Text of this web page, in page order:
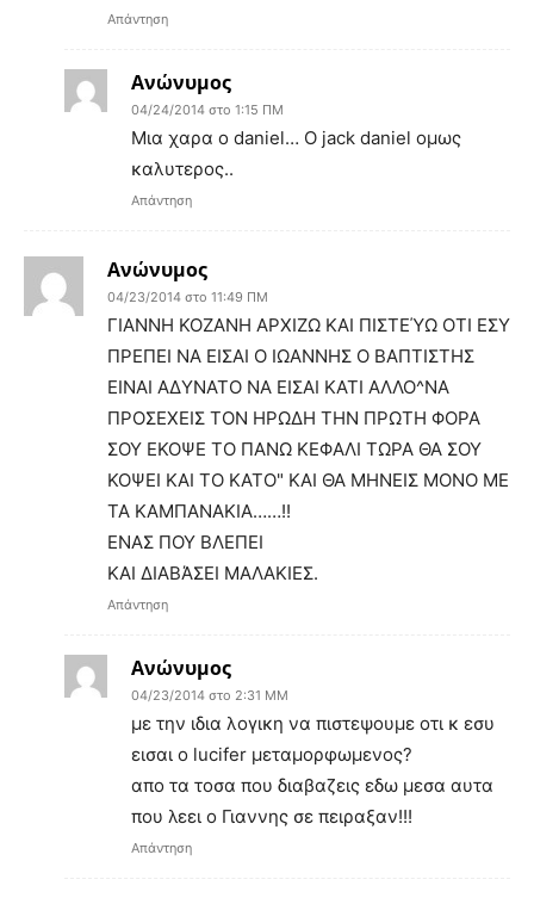
Απάντηση
Ανώνυμος
04/24/2014 στο 1:15 ΠΜ
Μια χαρα ο daniel… Ο jack daniel ομως
καλυτερος..
Απάντηση
Ανώνυμος
04/23/2014 στο 11:49 ΠΜ
ΓΙΑΝΝΗ ΚΟΖΑΝΗ ΑΡΧΙΖΩ ΚΑΙ ΠΙΣΤΕΎΩ ΟΤΙ ΕΣΥ
ΠΡΕΠΕΙ ΝΑ ΕΙΣΑΙ Ο ΙΩΑΝΝΗΣ Ο ΒΑΠΤΙΣΤΗΣ
ΕΙΝΑΙ ΑΔΥΝΑΤΟ ΝΑ ΕΙΣΑΙ ΚΑΤΙ ΑΛΛΟ^ΝΑ
ΠΡΟΣΕΧΕΙΣ ΤΟΝ ΗΡΩΔΗ ΤΗΝ ΠΡΩΤΗ ΦΟΡΑ
ΣΟΥ ΕΚΟΨΕ ΤΟ ΠΑΝΩ ΚΕΦΑΛΙ ΤΩΡΑ ΘΑ ΣΟΥ
ΚΟΨΕΙ ΚΑΙ ΤΟ ΚΑΤΟ" ΚΑΙ ΘΑ ΜΗΝΕΙΣ ΜΟΝΟ ΜΕ
ΤΑ ΚΑΜΠΑΝΑΚΙΑ……!!
ΕΝΑΣ ΠΟΥ ΒΛΕΠΕΙ
ΚΑΙ ΔΙΑΒΆΣΕΙ ΜΑΛΑΚΙΕΣ.
Απάντηση
Ανώνυμος
04/23/2014 στο 2:31 ΜΜ
με την ιδια λογικη να πιστεψουμε οτι κ εσυ
εισαι ο lucifer μεταμορφωμενος?
απο τα τοσα που διαβαζεις εδω μεσα αυτα
που λεει ο Γιαννης σε πειραξαν!!!
Απάντηση